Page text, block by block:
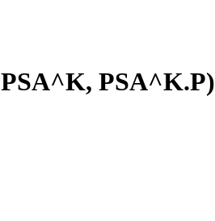
PSA^K, PSA^K.P)